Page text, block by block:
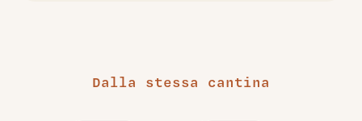
Dalla stessa cantina